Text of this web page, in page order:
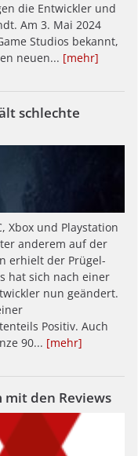
die Entwickler und
Am 3. Mai 2024
Studios bekannt,
neuen... [mehr]
schlechte
Xbox und Playstation
anderem auf der
erhielt der Prügel-
hat sich nach einer
nun geändert.
Positiv. Auch
90... [mehr]
mit den Reviews